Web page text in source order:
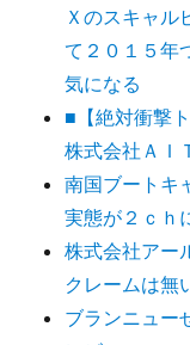
Ｘのスキャル
て２０１５年
気になる
■【絶対衝撃
株式会社ＡＩ
南国ブートキ
実態が２ｃｈ
株式会社アー
クレームは無
ブランニュー